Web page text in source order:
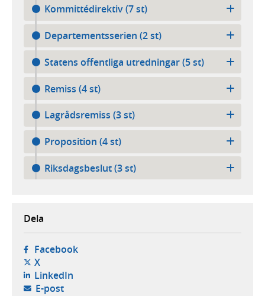
Kommittédirektiv (7 st)
Departementsserien (2 st)
Statens offentliga utredningar (5 st)
Remiss (4 st)
Lagrådsremiss (3 st)
Proposition (4 st)
Riksdagsbeslut (3 st)
Dela
Facebook- öppnas i ny flik, extern webbplats,
X- öppnas i ny flik, extern webbplats,
LinkedIn- öppnas i ny flik, extern webbplats,
E-post- öppnar din e-postklient,